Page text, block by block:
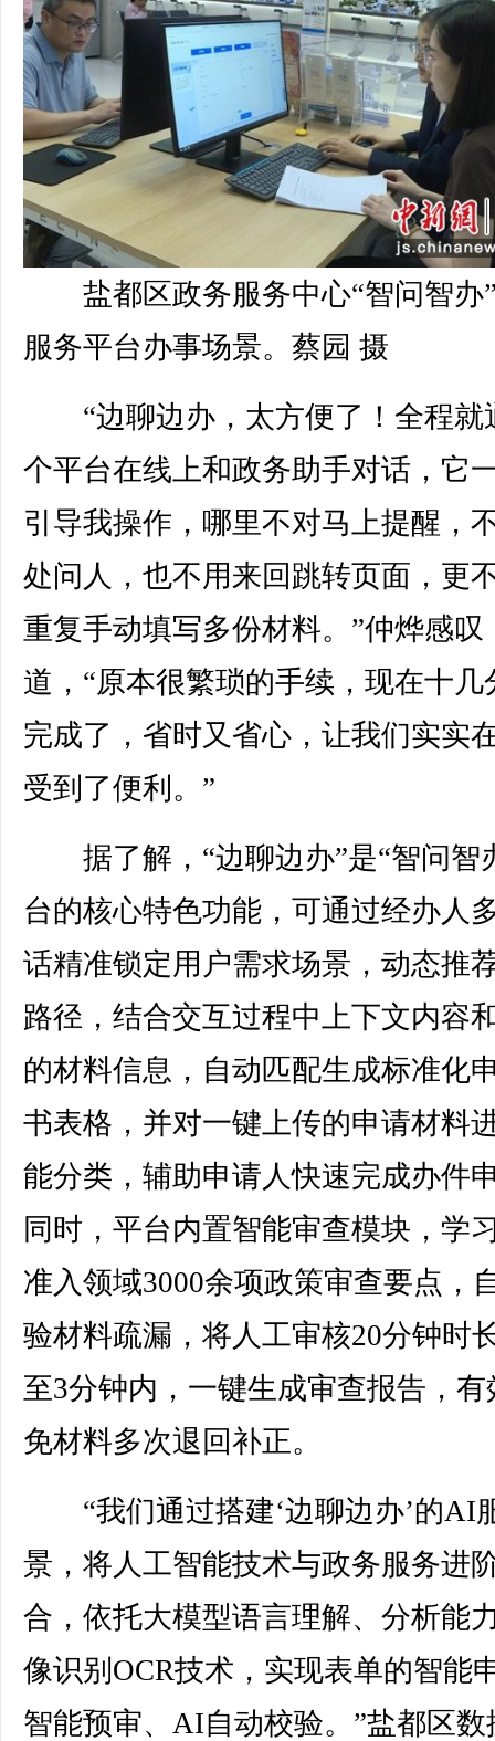
盐都区政务服务中心“智问智办
服务平台办事场景。蔡园 摄
“边聊边办，太方便了！全程就
个平台在线上和政务助手对话，它
引导我操作，哪里不对马上提醒，
处问人，也不用来回跳转页面，更
重复手动填写多份材料。”仲烨感叹
道，“原本很繁琐的手续，现在十几
完成了，省时又省心，让我们实实
受到了便利。”
据了解，“边聊边办”是“智问智
台的核心特色功能，可通过经办人
话精准锁定用户需求场景，动态推
路径，结合交互过程中上下文内容
的材料信息，自动匹配生成标准化
书表格，并对一键上传的申请材料
能分类，辅助申请人快速完成办件
同时，平台内置智能审查模块，学
准入领域3000余项政策审查要点，
验材料疏漏，将人工审核20分钟时
至3分钟内，一键生成审查报告，有
免材料多次退回补正。
“我们通过搭建‘边聊边办’的AI
景，将人工智能技术与政务服务进
合，依托大模型语言理解、分析能
像识别OCR技术，实现表单的智能
智能预审、AI自动校验。”盐都区数